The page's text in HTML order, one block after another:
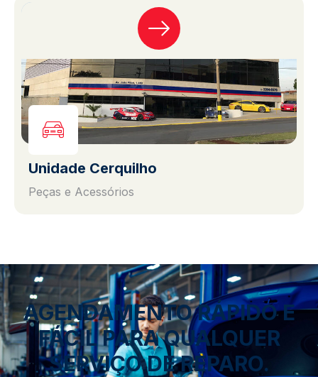
Unidade Cerquilho
Peças e Acessórios
AGENDAMENTO RÁPIDO E
FÁCIL PARA QUALQUER
SERVIÇO DE REPARO.